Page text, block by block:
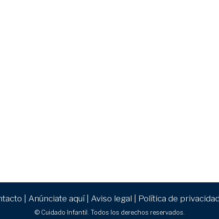
Anúnciate aquí| Aviso legal Política de privacidad
© Cuidado Infantil. Todos los derechos reservados.